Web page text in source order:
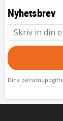
Nyhetsbrev
Dina